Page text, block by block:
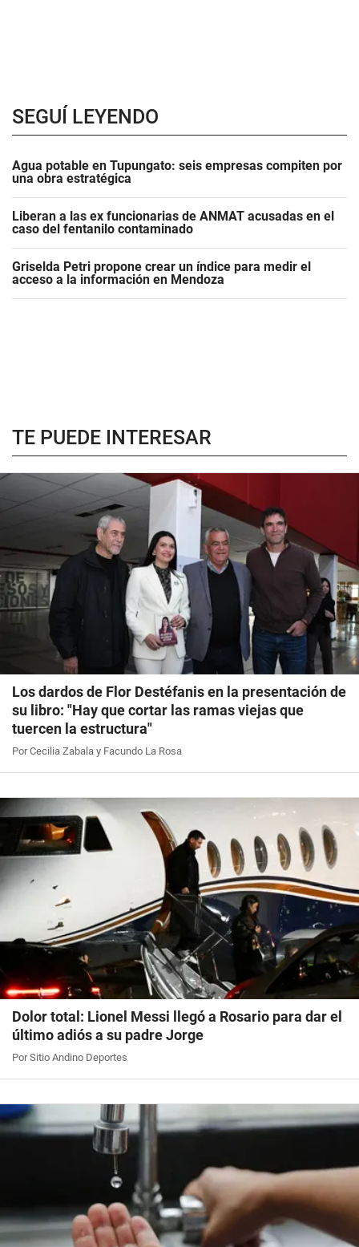
SEGUÍ LEYENDO
Agua potable en Tupungato: seis empresas compiten por
una obra estratégica
Liberan a las ex funcionarias de ANMAT acusadas en el
caso del fentanilo contaminado
Griselda Petri propone crear un índice para medir el
acceso a la información en Mendoza
TE PUEDE INTERESAR
Los dardos de Flor Destéfanis en la presentación de
su libro: "Hay que cortar las ramas viejas que
tuercen la estructura"
Por Cecilia Zabala y Facundo La Rosa
Dolor total: Lionel Messi llegó a Rosario para dar el
último adiós a su padre Jorge
Por Sitio Andino Deportes